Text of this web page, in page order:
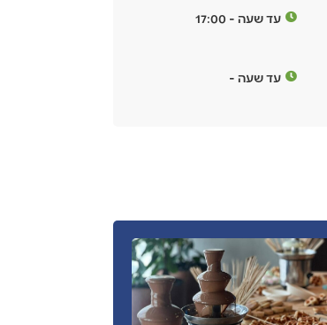
עד שעה - 17:00
עד שעה -